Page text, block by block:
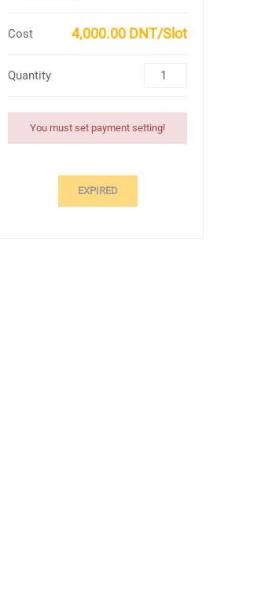
Cost 4,000.00 DNT/Slot
Quantity
You must set payment setting!
EXPIRED